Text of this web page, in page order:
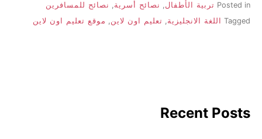
Posted in تربية الأطفال, نصائح أسرية, نصائح للمسافرين
Tagged اللغة الانجليزية تعليم اون لاين موقع تعليم اون لاين
Recent Posts